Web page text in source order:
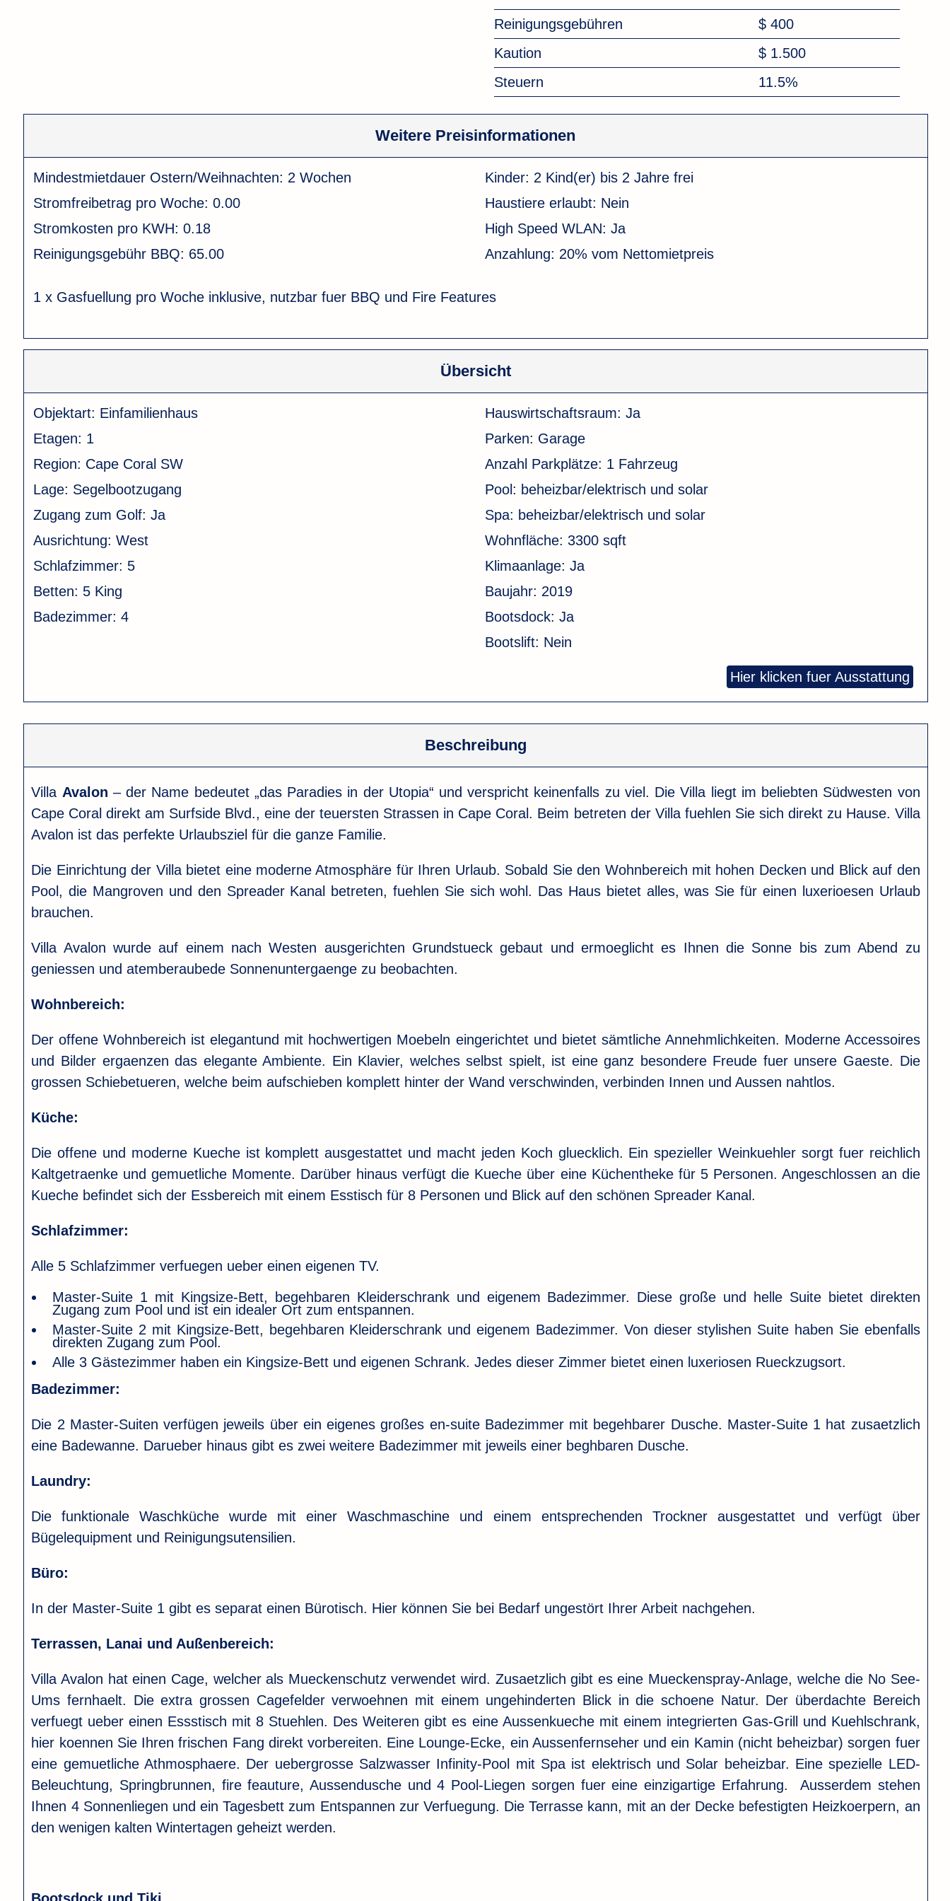
Reinigungsgebühren
$ 400
Kaution
$ 1.500
Steuern
11.5%
Weitere Preisinformationen
Mindestmietdauer Ostern/Weihnachten: 2 Wochen
Stromfreibetrag pro Woche: 0.00
Stromkosten pro KWH: 0.18
Reinigungsgebühr BBQ: 65.00
Kinder: 2 Kind(er) bis 2 Jahre frei
Haustiere erlaubt: Nein
High Speed WLAN: Ja
Anzahlung: 20% vom Nettomietpreis
1 x Gasfuellung pro Woche inklusive, nutzbar fuer BBQ und Fire Features
Übersicht
Objektart: Einfamilienhaus
Etagen: 1
Region: Cape Coral SW
Lage: Segelbootzugang
Zugang zum Golf: Ja
Ausrichtung: West
Schlafzimmer: 5
Betten: 5 King
Badezimmer: 4
Hauswirtschaftsraum: Ja
Parken: Garage
Anzahl Parkplätze: 1 Fahrzeug
Pool: beheizbar/elektrisch und solar
Spa: beheizbar/elektrisch und solar
Wohnfläche: 3300 sqft
Klimaanlage: Ja
Baujahr: 2019
Bootsdock: Ja
Bootslift: Nein
Hier klicken fuer Ausstattung
Beschreibung
Villa Avalon – der Name bedeutet „das Paradies in der Utopia“ und verspricht keinenfalls zu viel. Die Villa liegt im beliebten Südwesten von
Cape Coral direkt am Surfside Blvd., eine der teuersten Strassen in Cape Coral. Beim betreten der Villa fuehlen Sie sich direkt zu Hause. Villa
Avalon ist das perfekte Urlaubsziel für die ganze Familie.
Die Einrichtung der Villa bietet eine moderne Atmosphäre für Ihren Urlaub. Sobald Sie den Wohnbereich mit hohen Decken und Blick auf den
Pool, die Mangroven und den Spreader Kanal betreten, fuehlen Sie sich wohl. Das Haus bietet alles, was Sie für einen luxerioesen Urlaub
brauchen.
Villa Avalon wurde auf einem nach Westen ausgerichten Grundstueck gebaut und ermoeglicht es Ihnen die Sonne bis zum Abend zu
geniessen und atemberaubede Sonnenuntergaenge zu beobachten.
Wohnbereich:
Der offene Wohnbereich ist elegantund mit hochwertigen Moebeln eingerichtet und bietet sämtliche Annehmlichkeiten. Moderne Accessoires
und Bilder ergaenzen das elegante Ambiente. Ein Klavier, welches selbst spielt, ist eine ganz besondere Freude fuer unsere Gaeste. Die
grossen Schiebetueren, welche beim aufschieben komplett hinter der Wand verschwinden, verbinden Innen und Aussen nahtlos.
Küche:
Die offene und moderne Kueche ist komplett ausgestattet und macht jeden Koch gluecklich. Ein spezieller Weinkuehler sorgt fuer reichlich
Kaltgetraenke und gemuetliche Momente. Darüber hinaus verfügt die Kueche über eine Küchentheke für 5 Personen. Angeschlossen an die
Kueche befindet sich der Essbereich mit einem Esstisch für 8 Personen und Blick auf den schönen Spreader Kanal.
Schlafzimmer:
Alle 5 Schlafzimmer verfuegen ueber einen eigenen TV.
Master-Suite 1 mit Kingsize-Bett, begehbaren Kleiderschrank und eigenem Badezimmer. Diese große und helle Suite bietet direkten
Zugang zum Pool und ist ein idealer Ort zum entspannen.
Master-Suite 2 mit Kingsize-Bett, begehbaren Kleiderschrank und eigenem Badezimmer. Von dieser stylishen Suite haben Sie ebenfalls
direkten Zugang zum Pool.
Alle 3 Gästezimmer haben ein Kingsize-Bett und eigenen Schrank. Jedes dieser Zimmer bietet einen luxeriosen Rueckzugsort.
Badezimmer:
Die 2 Master-Suiten verfügen jeweils über ein eigenes großes en-suite Badezimmer mit begehbarer Dusche. Master-Suite 1 hat zusaetzlich
eine Badewanne. Darueber hinaus gibt es zwei weitere Badezimmer mit jeweils einer beghbaren Dusche.
Laundry:
Die funktionale Waschküche wurde mit einer Waschmaschine und einem entsprechenden Trockner ausgestattet und verfügt über
Bügelequipment und Reinigungsutensilien.
Büro:
In der Master-Suite 1 gibt es separat einen Bürotisch. Hier können Sie bei Bedarf ungestört Ihrer Arbeit nachgehen.
Terrassen, Lanai und Außenbereich:
Villa Avalon hat einen Cage, welcher als Mueckenschutz verwendet wird. Zusaetzlich gibt es eine Mueckenspray-Anlage, welche die No See-
Ums fernhaelt. Die extra grossen Cagefelder verwoehnen mit einem ungehinderten Blick in die schoene Natur. Der überdachte Bereich
verfuegt ueber einen Essstisch mit 8 Stuehlen. Des Weiteren gibt es eine Aussenkueche mit einem integrierten Gas-Grill und Kuehlschrank,
hier koennen Sie Ihren frischen Fang direkt vorbereiten. Eine Lounge-Ecke, ein Aussenfernseher und ein Kamin (nicht beheizbar) sorgen fuer
eine gemuetliche Athmosphaere. Der uebergrosse Salzwasser Infinity-Pool mit Spa ist elektrisch und Solar beheizbar. Eine spezielle LED-
Beleuchtung, Springbrunnen, fire feauture, Aussendusche und 4 Pool-Liegen sorgen fuer eine einzigartige Erfahrung. Ausserdem stehen
Ihnen 4 Sonnenliegen und ein Tagesbett zum Entspannen zur Verfuegung. Die Terrasse kann, mit an der Decke befestigten Heizkoerpern, an
den wenigen kalten Wintertagen geheizt werden.
Bootsdock und Tiki